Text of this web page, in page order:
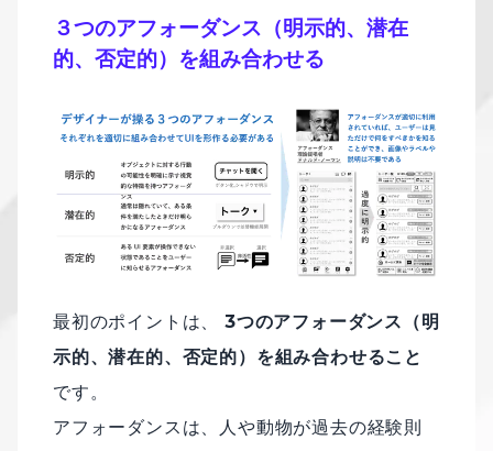
３つのアフォーダンス（明⽰的、潜在
的、否定的）を組み合わせる
最初のポイントは、 3つのアフォーダンス（明
⽰的、潜在的、否定的）を組み合わせること
です。
アフォーダンスは、人や動物が過去の経験則